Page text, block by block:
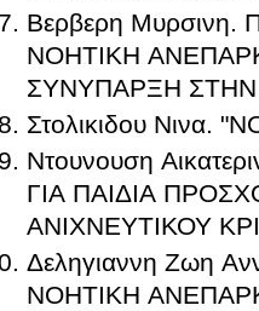
Βερβερη
ΝΟΗΤΙΚΗ
ΣΥΝΥΠΑΡΞΗ
Στολικιδου Νινα.
Ντουνουση
ΓΙΑ ΠΑΙΔΙΑ
ΑΝΙΧΝΕΥΤΙΚΟΥ
Δεληγιαννη Ζωη
ΝΟΗΤΙΚΗ